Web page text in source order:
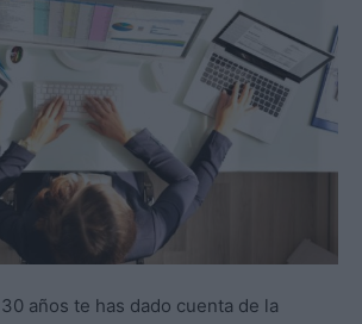
años te has dado cuenta de la